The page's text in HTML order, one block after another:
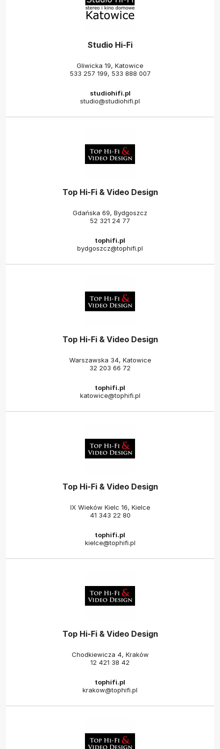
Studio Hi-Fi
Gliwicka 19, Katowice
533 257 199, 533 888 007
studiohifi.pl
studio@studiohifi.pl
Top Hi-Fi & Video Design
Gdańska 69, Bydgoszcz
52 321 24 77
tophifi.pl
bydgoszcz@tophifi.pl
Top Hi-Fi & Video Design
Warszawska 34, Katowice
32 203 66 72
tophifi.pl
katowice@tophifi.pl
Top Hi-Fi & Video Design
IX Wieków Kielc 16, Kielce
41 343 22 80
tophifi.pl
kielce@tophifi.pl
Top Hi-Fi & Video Design
Chodkiewicza 4, Kraków
12 421 38 42
tophifi.pl
krakow@tophifi.pl